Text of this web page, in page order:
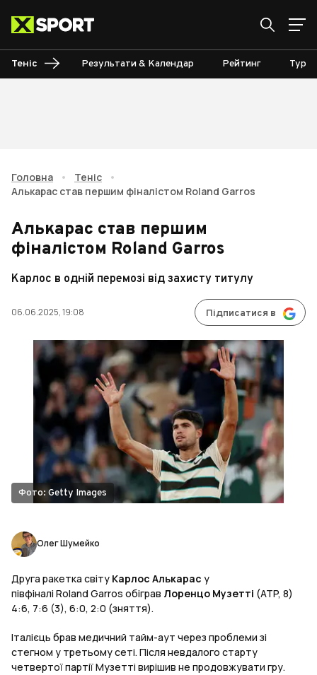
Теніс Результати & Календар Рейтинг
Головна • Теніс
•
Алькарас став першим фіналістом Roland Garros
Алькарас став першим
фіналістом Roland Garros
Карлос в одній перемозі від захисту титулу
06.06.2025, 19:08 Підписатися в
Фото: Getty Images
Олег Шумейко
Друга ракетка світу Карлос Алькарас у
півфіналі Roland Garros обіграв Лоренцо Музетті (ATP, 8)
4:6, 7:6 (3), 6:0, 2:0 (зняття).
Італієць брав медичний тайм-аут через проблеми зі
стегном у третьому сеті. Після невдалого старту
четвертої партії Музетті вирішив не продовжувати гру.